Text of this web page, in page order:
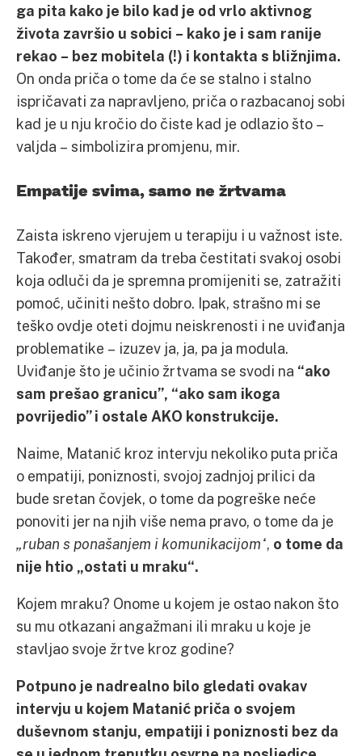
ga pita kako je bilo kad je od vrlo aktivnog
života završio u sobici – kako je i sam ranije
rekao – bez mobitela (!) i kontakta s bližnjima.
On onda priča o tome da će se stalno i stalno
ispričavati za napravljeno, priča o razbacanoj sobi
kad je u nju kročio do čiste kad je odlazio što –
valjda – simbolizira promjenu, mir.
Empatije svima, samo ne žrtvama
Zaista iskreno vjerujem u terapiju i u važnost iste.
Također, smatram da treba čestitati svakoj osobi
koja odluči da je spremna promijeniti se, zatražiti
pomoć, učiniti nešto dobro. Ipak, strašno mi se
teško ovdje oteti dojmu neiskrenosti i ne uviđanja
problematike – izuzev ja, ja, pa ja modula.
Uviđanje što je učinio žrtvama se svodi na “ako
sam prešao granicu”, “ako sam ikoga
povrijedio” i ostale AKO konstrukcije.
Naime, Matanić kroz intervju nekoliko puta priča
o empatiji, poniznosti, svojoj zadnjoj prilici da
bude sretan čovjek, o tome da pogreške neće
ponoviti jer na njih više nema pravo, o tome da je
„ruban s ponašanjem i komunikacijom“, o tome da
nije htio „ostati u mraku“.
Kojem mraku? Onome u kojem je ostao nakon što
su mu otkazani angažmani ili mraku u koje je
stavljao svoje žrtve kroz godine?
Potpuno je nadrealno bilo gledati ovakav
intervju u kojem Matanić priča o svojem
duševnom stanju, empatiji i poniznosti bez da